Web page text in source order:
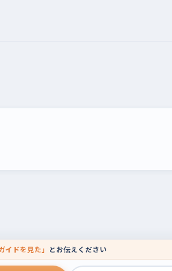
イドを見た」 とお伝えください